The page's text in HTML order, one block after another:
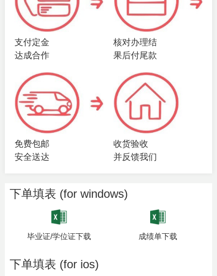
支付定金
达成合作
核对办理结
果后付尾款
免费包邮
安全送达
收货验收
并反馈我们
下单填表 (for windows)
毕业证/学位证下载 成绩单下载
下单填表 (for ios)